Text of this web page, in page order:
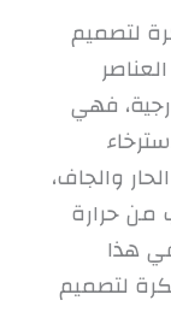
لتصميم
فهي
والجاف،
من حرارة
هذا
لتصميم